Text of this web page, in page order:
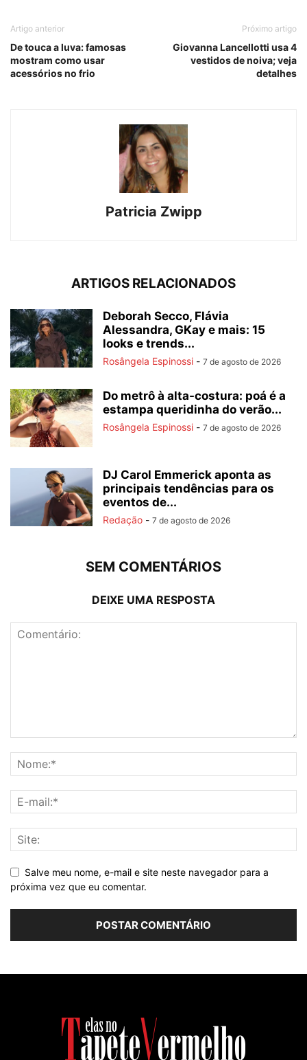
Artigo anterior
De touca a luva: famosas
mostram como usar
acessórios no frio
Próximo artigo
Giovanna Lancellotti usa 4
vestidos de noiva; veja
detalhes
Patricia Zwipp
ARTIGOS RELACIONADOS
Deborah Secco, Flávia
Alessandra, GKay e mais: 15
looks e trends...
Rosângela Espinossi - 7 de agosto de 2026
Do metrô à alta-costura: poá é a
estampa queridinha do verão...
Rosângela Espinossi - 7 de agosto de 2026
DJ Carol Emmerick aponta as
principais tendências para os
eventos de...
Redação - 7 de agosto de 2026
SEM COMENTÁRIOS
DEIXE UMA RESPOSTA
Salve meu nome, e-mail e site neste navegador para a
próxima vez que eu comentar.